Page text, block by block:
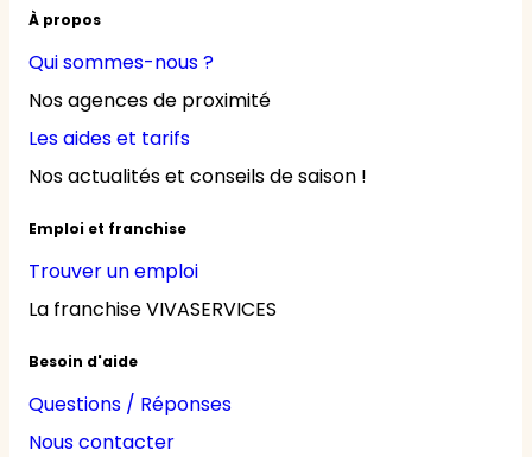
À propos
Qui sommes-nous ?
Nos agences de proximité
Les aides et tarifs
Nos actualités et conseils de saison !
Emploi et franchise
Trouver un emploi
La franchise VIVASERVICES
Besoin d'aide
Questions / Réponses
Nous contacter